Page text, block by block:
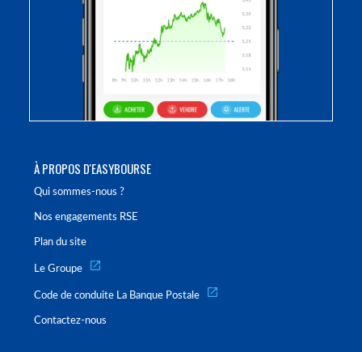
À PROPOS D'EASYBOURSE
Qui sommes-nous ?
Nos engagements RSE
Plan du site
Le Groupe
Code de conduite La Banque Postale
Contactez-nous